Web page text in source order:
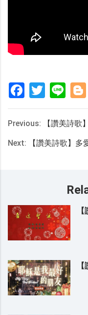
FacebookTwitter Line
Previous: 【讚美詩歌
Next: 【讚美詩歌】多